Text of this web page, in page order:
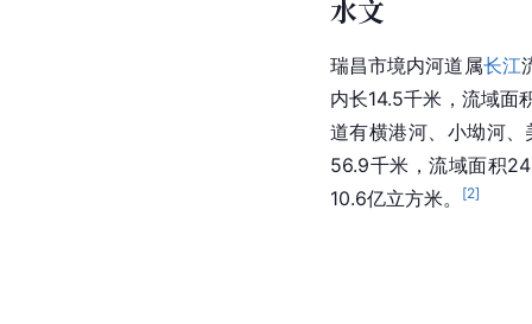
水文
瑞昌市境内河道属长江
内长14.5千米， 流域面
道有横港河、小坳河
56.9千米，流域面积
10.6亿立方米。
[2]